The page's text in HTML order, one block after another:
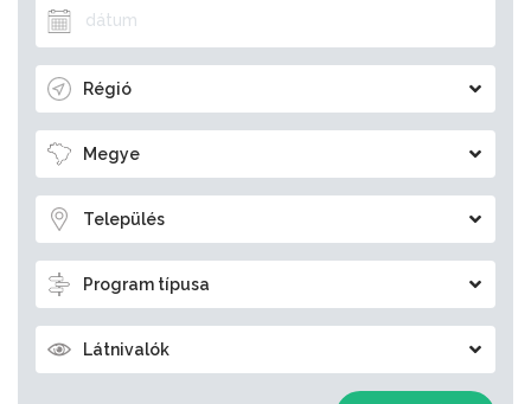
Régió
Megye
Település
Program típusa
Látnivalók